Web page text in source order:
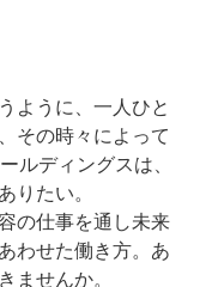
ように、一人ひと
その時々によって
ルディングスは、
りたい。
の仕事を通し未来
わせた働き方。あ
ませんか。